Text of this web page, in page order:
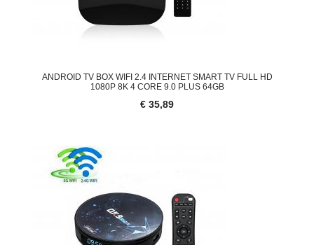
ANDROID TV BOX WIFI 2.4 INTERNET SMART TV FULL HD
1080P 8K 4 CORE 9.0 PLUS 64GB
€ 35,89